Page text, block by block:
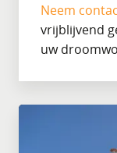
Neem
vrijblijvend
uw